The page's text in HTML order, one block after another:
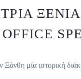
Ξάνθη μία ιστορική